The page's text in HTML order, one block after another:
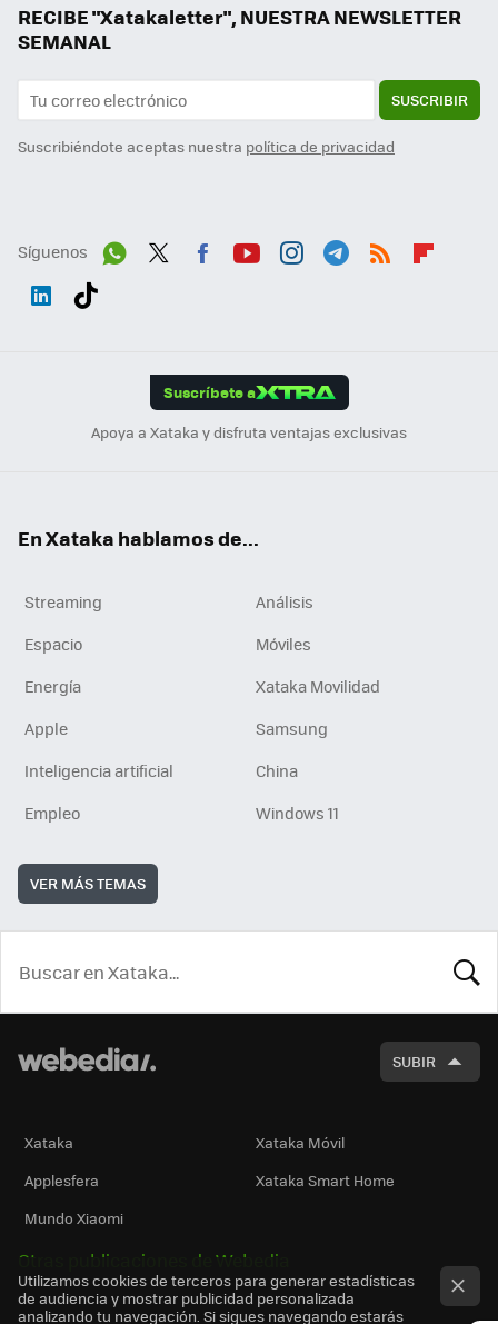
RECIBE "Xatakaletter", NUESTRA NEWSLETTER
SEMANAL
SUSCRIBIR
Suscribiéndote aceptas nuestra política de privacidad
Síguenos
Suscríbete a
Apoya a Xataka y disfruta ventajas exclusivas
En Xataka hablamos de...
Streaming
Análisis
Espacio
Móviles
Energía
Xataka Movilidad
Apple
Samsung
Inteligencia artificial
China
Empleo
Windows 11
VER MÁS TEMAS
SUBIR
Xataka
Xataka Móvil
Applesfera
Xataka Smart Home
Mundo Xiaomi
Otras publicaciones de Webedia
Utilizamos cookies de terceros para generar estadísticas
de audiencia y mostrar publicidad personalizada
analizando tu navegación. Si sigues navegando estarás